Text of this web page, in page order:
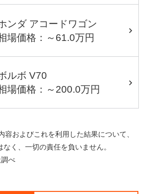
ンダ アコードワゴン
場価格：～61.0万円
ルボ V70
場価格：～200.0万円
およびこれを利用した結果について、
く、一切の責任を負いません。
べ